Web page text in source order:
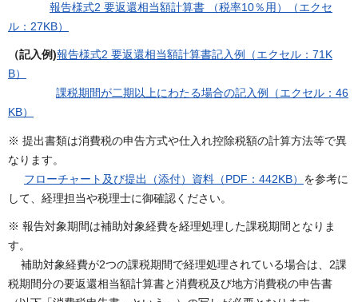
報告様式2 要返還相当額計算書 （税率10％用）（エクセ
ル：27KB）
（記入例)報告様式2 要返還相当額計算書記入例（エクセル：71K
B）
課税期間が二期以上にわたる場合の記入例（エクセル：46
KB）
※ 提出書類は消費税の申告方式や仕入れ控除税額の計算方法等で異
なります。
フローチャート及び提出（添付）資料（PDF：442KB） を参考に
して、経理担当や税理士に御確認ください。
※ 報告対象期間は補助対象経費を経理処理した課税期間となりま
す。
補助対象経費が2つの課税期間で経理処理されている場合は、2課
税期間分の要返還相当額計算書と消費税及び地方消費税の申告書